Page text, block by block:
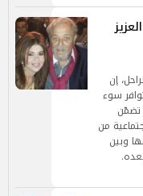
إن
سوء
تضمّن
من
وبين